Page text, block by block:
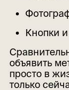
Кнопки
объявить
просто в
только